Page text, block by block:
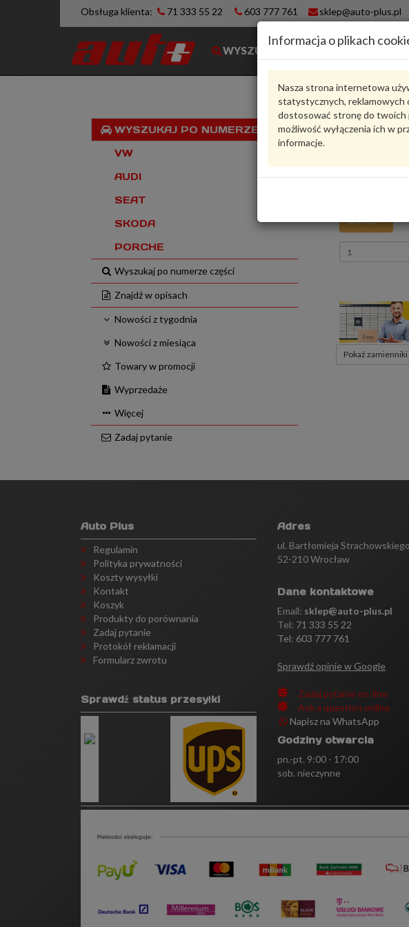
Obsługa klienta: 71 333 55 22 603 777 761 sklep@auto-plus.pl
WYSZUKIWARKA
Informacja o plikach
Nasza strona internetowa
statystycznych, reklamowych
dostosować stronę do twoich
możliwość wyłączenia ich w
informacje.
WYSZUKAJ PO NUMERZE VIN
VW
AUDI
SEAT
SKODA
PORCHE
Wyszukaj po numerze części
Znajdź w opisach
Nowości z tygodnia
Nowości z miesiąca
Towary w promocji
Wyprzedaże
Więcej
Zadaj pytanie
Karta
VAG - produkt
3,94 zł
Wprowadź
ilość
Pokaż zamienniki
Auto Plus
Regulamin
Polityka prywatności
Koszty wysyłki
Kontakt
Koszyk
Produkty do porównania
Zadaj pytanie
Protokół reklamacji
Formularz zwrotu
Sprawdź status przesyłki
Adres
ul. Bartłomieja
52-210 Wrocław
Dane kontaktowe
Email: sklep@auto-plus.pl
Tel: 71 333 55 22
Tel: 603 777 761
Sprawdź opinie w Google
Zadaj pytanie on-line
Ask a question online
Napisz na WhatsApp
Godziny otwarcia
pn.-pt. 9:00 - 17:00
sob. nieczynne